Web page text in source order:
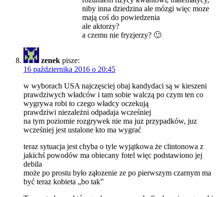
niby inna dziedzina ale mózgi więc moze
mają coś do powiedzenia
ale aktorzy?
a czemu nie fryzjerzy? 🙂
zenek pisze:
16 października 2016 o 20:45
w wyborach USA najczęsciej obaj kandydaci są w kieszeni
prawdziwych władców i tam sobie walczą po czym ten co
wygrywa robi to czego władcy oczekują
prawdziwi niezależni odpadaja wcześniej
na tym poziomie rozgrywek nie ma juz przypadków, juz
wcześniej jest ustalone kto ma wygrać
teraz sytuacja jest chyba o tyle wyjątkowa że clintonowa z
jakichś powodów ma obiecany fotel więc podstawiono jej
debila
może po prostu było ząłozenie ze po pierwszym czarnym ma
być teraz kobieta „bo tak”